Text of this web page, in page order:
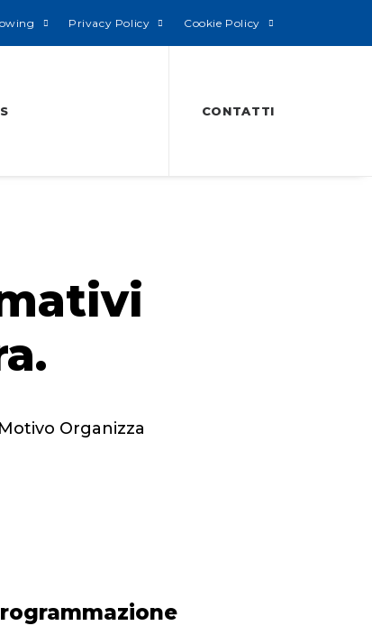
Privacy Policy Cookie Policy
CONTATTI
Organizza